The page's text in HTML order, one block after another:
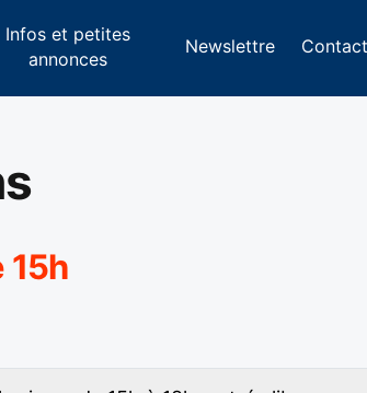
Infos et petites
annonces
Newslettre
15h